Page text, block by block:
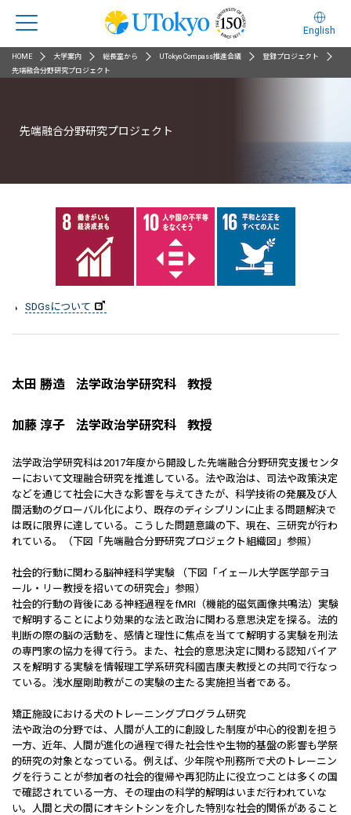
English
HOME 大学案内 総長室から UTokyo Compass推進会議
登録プロジェクト
先端融合分野研究プロジェクト
先端融合分野研究プロジェクト
SDGsについて
太田 勝造 法学政治学研究科 教授
加藤 淳子 法学政治学研究科 教授
法学政治学研究科は2017年度から開設した先端融合分野研究支援センタ
ーにおいて文理融合研究を推進している。法や政治は、司法や政策決定
などを通じて社会に大きな影響を与えてきたが、科学技術の発展及び人
間活動のグローバル化により、既存のディシプリンに止まる問題解決で
は既に限界に達している。こうした問題意識の下、現在、三研究が行わ
れている。（下図「先端融合分野研究プロジェクト組織図」参照）
社会的行動に関わる脳神経科学実験 （下図「イェール大学医学部テヨ
ール・リー教授を招いての研究会」参照）
社会的行動の背後にある神経過程をfMRI（機能的磁気画像共鳴法）実験
で解明することにより効果的な法と政治に関わる意思決定を探る。法的
判断の際の脳の活動を、感情と理性に焦点を当てて解明する実験を刑法
の専門家の協力を得て行う。また、社会的意思決定に関わる認知バイア
スを解明する実験を情報理工学系研究科國吉康夫教授との共同で行なっ
ている。浅水屋剛助教がこの実験の主たる実施担当者である。
矯正施設における犬のトレーニングプログラム研究
法や政治の分野では、人間が人工的に創設した制度が中心的役割を担う
一方、近年、人間が進化の過程で得た社会性や生物的基盤の影響も学祭
的研究の対象となっている。例えば、少年院や刑務所で犬のトレーニン
グを行うことが参加者の社会的復帰や再犯防止に役立つことは多くの国
で確認されている一方、その理由の科学的解明はいまだ行われていな
い。人間と犬の間にオキシトシンを介した特別な社会的関係があること